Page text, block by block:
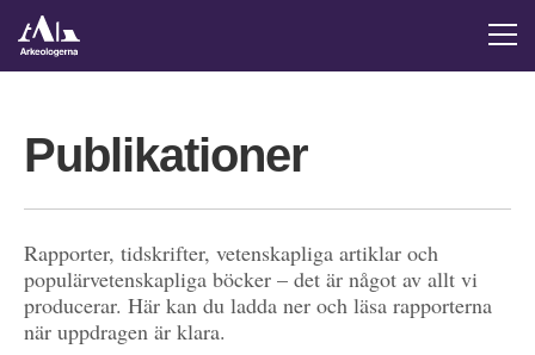
Publikationer
Rapporter, tidskrifter, vetenskapliga artiklar och
populärvetenskapliga böcker – det är något av allt vi
producerar. Här kan du ladda ner och läsa rapporterna
när uppdragen är klara.